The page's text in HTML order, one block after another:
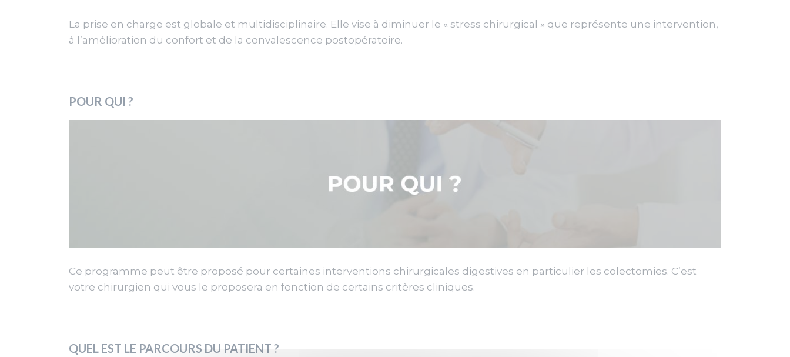
La prise en charge est globale et multidisciplinaire. Elle vise à diminuer le « stress chirurgical » que représente une intervention,
à l’amélioration du confort et de la convalescence postopératoire.
POUR QUI ?
Ce programme peut être proposé pour certaines interventions chirurgicales digestives en particulier les colectomies. C’est
votre chirurgien qui vous le proposera en fonction de certains critères cliniques.
QUEL EST LE PARCOURS DU PATIENT ?